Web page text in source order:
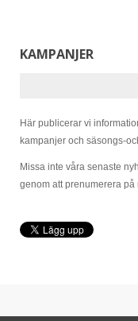
KAMPANJER
Här publicerar vi
kampanjer och säsongs-
Missa inte våra senaste
genom att prenumerera